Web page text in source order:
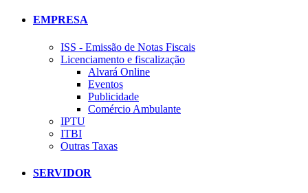
EMPRESA
ISS - Emissão de Notas Fiscais
Licenciamento e fiscalização
Alvará Online
Eventos
Publicidade
Comércio Ambulante
IPTU
ITBI
Outras Taxas
SERVIDOR